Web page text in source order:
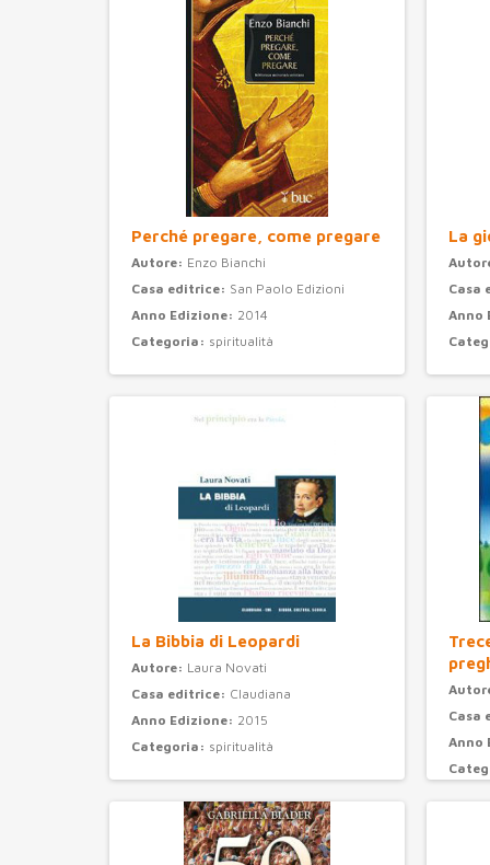
Perché pregare, come pregare
Autore: Enzo Bianchi
Casa editrice: San Paolo Edizioni
Anno Edizione: 2014
Categoria: spiritualità
La
Casa
Anno
La Bibbia di Leopardi
Autore: Laura Novati
Casa editrice: Claudiana
Anno Edizione: 2015
Categoria: spiritualità
Casa
Anno